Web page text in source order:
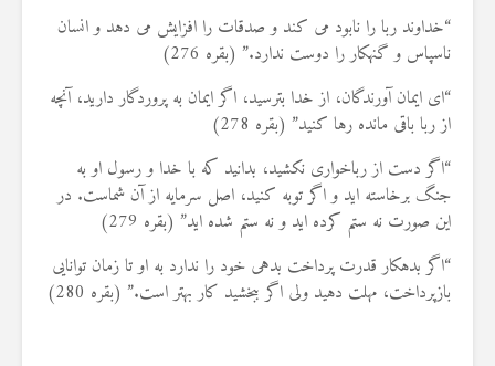
“خداوند ربا را نابود می کند و صدقات را افزایش می دهد و انسان
ناسپاس و گنهکار را دوست ندارد.” (بقره 276)
“ای ایمان آورندگان، از خدا بترسید، اگر ایمان به پروردگار دارید، آنچه
از ربا باقی مانده رها کنید” (بقره 278)
“اگر دست از رباخواری نکشید، بدانید که با خدا و رسول او به
جنگ برخاسته اید و اگر توبه کنید، اصل سرمایه از آن شماست. در
این صورت نه ستم کرده اید و نه ستم شده اید” (بقره 279)
“اگر بدهکار قدرت پرداخت بدهی خود را ندارد به او تا زمان توانایی
بازپرداخت، مهلت دهید ولی اگر ببخشید کار بهتر است.” (بقره 280)